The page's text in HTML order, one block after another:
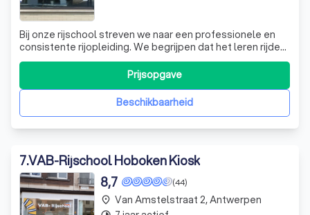
Bij onze rijschool streven we naar een professionele en
consistente rijopleiding. We begrijpen dat het leren rijden
een persoonlijke ervaring is, en daarom zorgen we ervoor
dat onze instructeurs op één lijn zitten met hun
begeleiding. Onze instructeurs zijn ervaren en geduldig,
en ze zijn er om je t
Beschikbaarheid
Prijsopgave
7.VAB-Rijschool Hoboken Kiosk
(44)
8,7
place Van Amstelstraat 2, Antwerpen